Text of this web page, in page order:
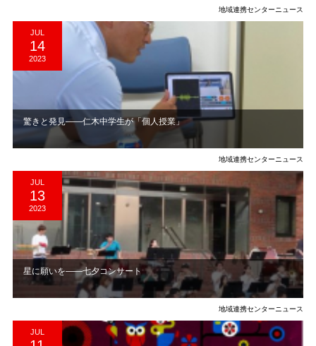
地域連携センターニュース
JUL
14
2023
驚きと発見――仁木中学生が「個人授業」
地域連携センターニュース
JUL
13
2023
星に願いを――七夕コンサート
地域連携センターニュース
JUL